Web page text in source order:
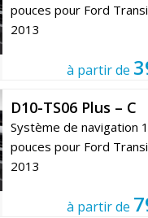
pouces pour Ford
2013
à partir de
D10-TS06 Plus – C
Système de navigation
pouces pour Ford
2013
à partir de